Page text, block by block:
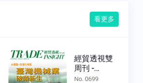
看更多
經貿透視雙
周刊 -
No.0699
No. 0699